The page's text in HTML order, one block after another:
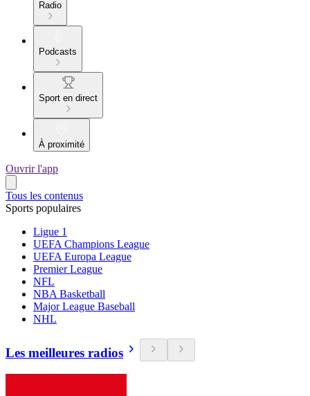
Radio
Podcasts
Sport en direct
À proximité
Ouvrir l'app
Tous les contenus
Sports populaires
Ligue 1
UEFA Champions League
UEFA Europa League
Premier League
NFL
NBA Basketball
Major League Baseball
NHL
Les meilleures radios